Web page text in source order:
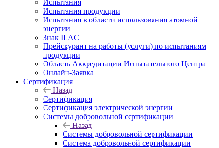
Испытания
Испытания продукции
Испытания в области использования атомной
энергии
Знак ILAC
Прейскурант на работы (услуги) по испытаниям
продукции
Область Аккредитации Испытательного Центра
Онлайн-Заявка
Сертификация
Назад
Сертификация
Сертификация электрической энергии
Системы добровольной сертификации
Назад
Системы добровольной сертификации
Система добровольной сертификации